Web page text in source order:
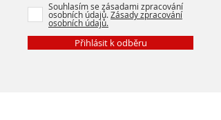
Souhlasím se zásadami zpracování
osobních údajů.Zásady zpracování
osobních údajů.
Přihlásit k odběru